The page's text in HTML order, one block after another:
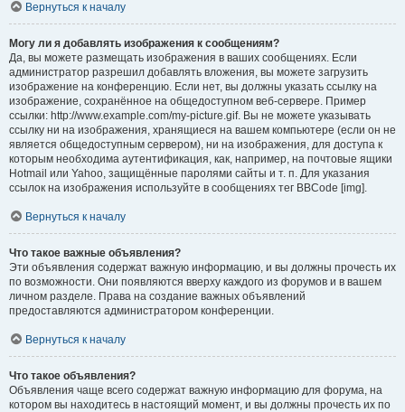
Вернуться к началу
Могу ли я добавлять изображения к сообщениям?
Да, вы можете размещать изображения в ваших сообщениях. Если
администратор разрешил добавлять вложения, вы можете загрузить
изображение на конференцию. Если нет, вы должны указать ссылку на
изображение, сохранённое на общедоступном веб-сервере. Пример
ссылки: http://www.example.com/my-picture.gif. Вы не можете указывать
ссылку ни на изображения, хранящиеся на вашем компьютере (если он не
является общедоступным сервером), ни на изображения, для доступа к
которым необходима аутентификация, как, например, на почтовые ящики
Hotmail или Yahoo, защищённые паролями сайты и т. п. Для указания
ссылок на изображения используйте в сообщениях тег BBCode [img].
Вернуться к началу
Что такое важные объявления?
Эти объявления содержат важную информацию, и вы должны прочесть их
по возможности. Они появляются вверху каждого из форумов и в вашем
личном разделе. Права на создание важных объявлений
предоставляются администратором конференции.
Вернуться к началу
Что такое объявления?
Объявления чаще всего содержат важную информацию для форума, на
котором вы находитесь в настоящий момент, и вы должны прочесть их по